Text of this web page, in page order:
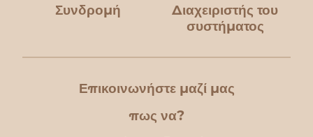
Συνδρομή
Διαχειριστής του
συστήματος
Επικοινωνήστε μαζί μας
πως να?